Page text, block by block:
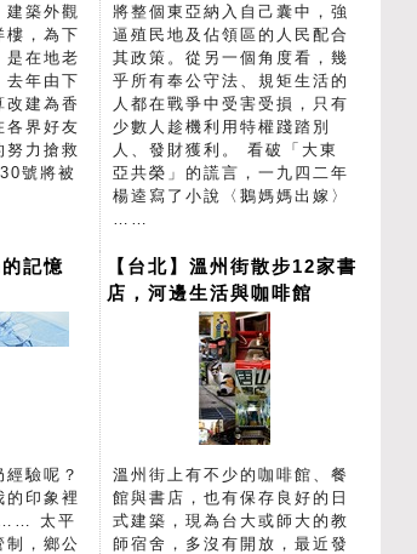
建築外觀
樓，為下
是在地老
去年由下
改建為香
各界好友
努力搶救
號將被
將整個東亞納入自己囊中，強
逼殖民地及佔領區的人民配合
其政策。從另一個角度看，幾
乎所有奉公守法、規矩生活的
人都在戰爭中受害受損，只有
少數人趁機利用特權踐踏別
人、發財獲利。 看破「大東
亞共榮」的謊言，一九四二年
楊逵寫了小說〈鵝媽媽出嫁〉
記憶
驗呢？
的印象裡
…… 太平
制，鄉公
【台北】溫州街散步12家書
店，河邊生活與咖啡館
溫州街上有不少的咖啡館、餐
館與書店，也有保存良好的日
式建築，現為台大或師大的教
師宿舍，多沒有開放，最近發